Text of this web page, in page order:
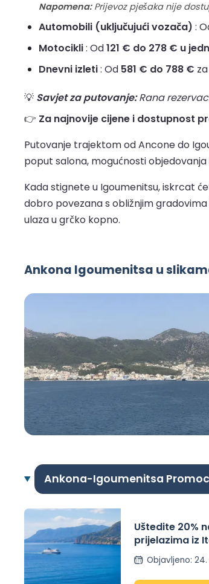
Napomena:Prijevoz pješaka nije
Automobili (uključujući vozača) :
Motocikli: Od121 € do 278 € u
Dnevni izleti: Od 581 € do 788 €
💡 Savjet za putovanje:Rana
👉 Za najnovije cijene i dostupnost
Putovanje trajektom od Ancone do
poput salona, mogućnosti
Kada stignete u Igoumenitsu, iskrcat
dobro povezana s obližnjim
ulaza u grčko kopno.
Ankona Igoumenitsa u
Ankona-Igoumenitsa
Uštedite 20%
prijelazima iz
LinesObjavljeno: 24.